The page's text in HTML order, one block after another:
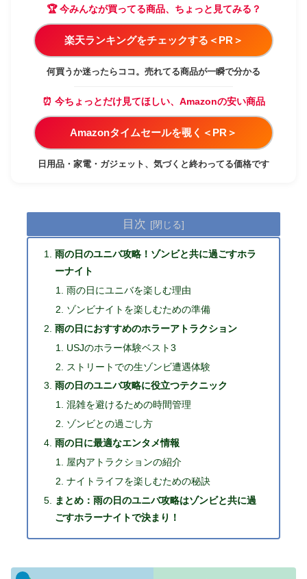
🏆 今みんなが買ってる商品、ちょっと見てみる？
楽天ランキングをチェックする＜PR＞
何買うか迷ったらココ。売れてる商品が一瞬で分かる
⏰ 今ちょっとだけ見てほしい、Amazonの安い商品
Amazonタイムセールを覗く＜PR＞
日用品・家電・ガジェット、気づくと終わってる価格です
目次
雨の日のユニバ攻略！ゾンビと共に過ごすホラ
ーナイト
雨の日にユニバを楽しむ理由
ゾンビナイトを楽しむための準備
雨の日におすすめのホラーアトラクション
USJのホラー体験ベスト3
ストリートでの生ゾンビ遭遇体験
雨の日のユニバ攻略に役立つテクニック
混雑を避けるための時間管理
ゾンビとの過ごし方
雨の日に最適なエンタメ情報
屋内アトラクションの紹介
ナイトライフを楽しむための秘訣
まとめ：雨の日のユニバ攻略はゾンビと共に過
ごすホラーナイトで決まり！